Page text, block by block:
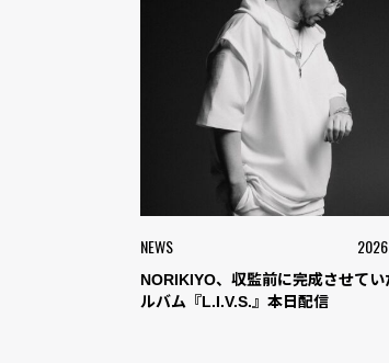
NEWS
NORIKIYO、収監前に完成させてい
ルバム『L.I.V.S.』本日配信